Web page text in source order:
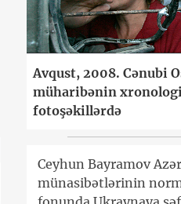
Avqust, 2008. Cənubi
müharibənin
fotoşəkillərdə
Ceyhun Bayramov
münasibətlərinin